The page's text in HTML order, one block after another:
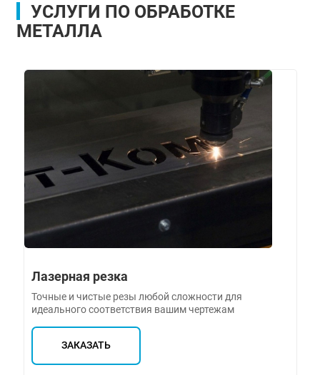
УСЛУГИ ПО ОБРАБОТКЕ
МЕТАЛЛА
Лазерная резка
Точные и чистые резы любой сложности для
идеального соответствия вашим чертежам
ЗАКАЗАТЬ